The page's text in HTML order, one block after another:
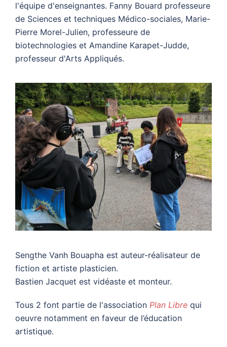
l'équipe d'enseignantes. Fanny Bouard professeure
de Sciences et techniques Médico-sociales, Marie-
Pierre Morel-Julien, professeure de
biotechnologies et Amandine Karapet-Judde,
professeur d'Arts Appliqués.
Sengthe Vanh Bouapha est auteur-réalisateur de
fiction et artiste plasticien.
Bastien Jacquet est vidéaste et monteur.
Tous 2 font partie de l'association Plan Libre qui
oeuvre notamment en faveur de l’éducation
artistique.